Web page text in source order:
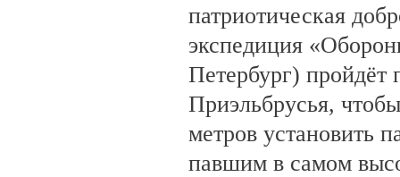
патриотическая
экспедиция
Петербург) пройдёт
Приэльбрусья,
метров установить
павшим в самом